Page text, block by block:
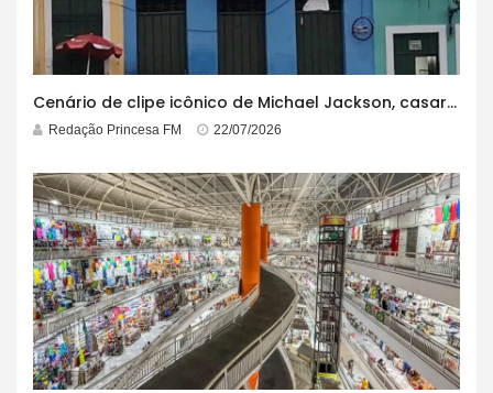
Cenário de clipe icônico de Michael Jackson, casarão azul no centro do Pelourinho enfrenta ordem de desocupação
Redação Princesa FM 22/07/2026